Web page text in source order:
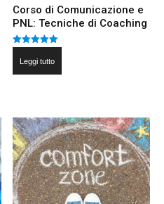
Corso di Comunicazione e
PNL: Tecniche di Coaching
5.00Leggi tutto